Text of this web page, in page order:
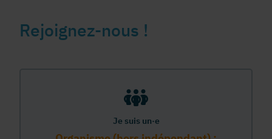
Rejoignez-nous !
Je suis un·e